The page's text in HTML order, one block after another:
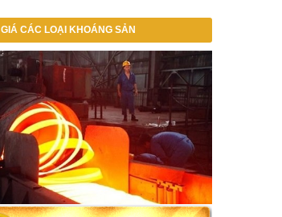
GIÁ CÁC LOẠI KHOÁNG SẢN